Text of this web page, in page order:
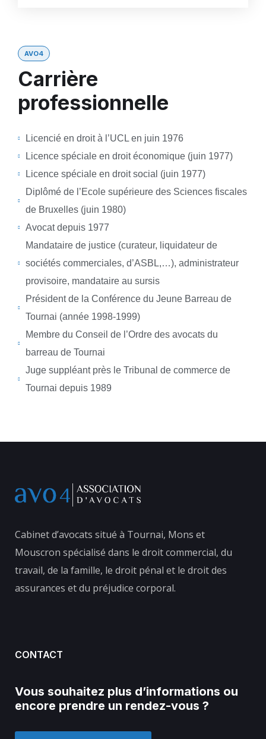
AVO4
Carrière
professionnelle
Licencié en droit à l’UCL en juin 1976
Licence spéciale en droit économique (juin 1977)
Licence spéciale en droit social (juin 1977)
Diplômé de l’Ecole supérieure des Sciences fiscales
de Bruxelles (juin 1980)
Avocat depuis 1977
Mandataire de justice (curateur, liquidateur de
sociétés commerciales, d’ASBL,…), administrateur
provisoire, mandataire au sursis
Président de la Conférence du Jeune Barreau de
Tournai (année 1998-1999)
Membre du Conseil de l’Ordre des avocats du
barreau de Tournai
Juge suppléant près le Tribunal de commerce de
Tournai depuis 1989
Cabinet d’avocats situé à Tournai, Mons et
Mouscron spécialisé dans le droit commercial, du
travail, de la famille, le droit pénal et le droit des
assurances et du préjudice corporal.
CONTACT
Vous souhaitez plus d’informations ou
encore prendre un rendez-vous ?